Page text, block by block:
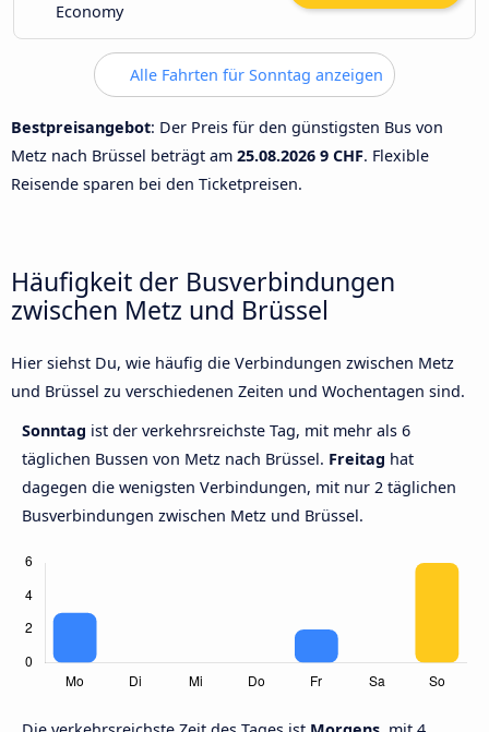
Economy
Alle Fahrten für Sonntag anzeigen
Bestpreisangebot: Der Preis für den günstigsten Bus von
Metz nach Brüssel beträgt am 25.08.2026 9 CHF. Flexible
Reisende sparen bei den Ticketpreisen.
Häufigkeit der Busverbindungen
zwischen Metz und Brüssel
Hier siehst Du, wie häufig die Verbindungen zwischen Metz
und Brüssel zu verschiedenen Zeiten und Wochentagen sind.
Sonntag ist der verkehrsreichste Tag, mit mehr als 6
täglichen Bussen von Metz nach Brüssel. Freitag hat
dagegen die wenigsten Verbindungen, mit nur 2 täglichen
Busverbindungen zwischen Metz und Brüssel.